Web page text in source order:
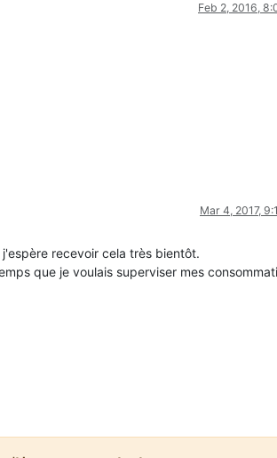
Feb 2, 2016,
Mar 4, 2017,
recevoir cela très bientôt.
que je voulais superviser mes